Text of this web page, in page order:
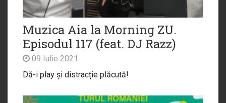
Muzica Aia la Morning ZU.
Episodul 117 (feat. DJ Razz)
09 Iulie 2021
Dă-i play și distracție plăcută!